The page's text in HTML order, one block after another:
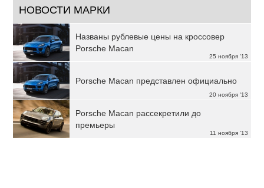
НОВОСТИ МАРКИ
25 ноября '13
Названы рублевые цены на кроссовер
Porsche Macan
20 ноября '13
Porsche Macan представлен официально
11 ноября '13
Porsche Macan рассекретили до
премьеры